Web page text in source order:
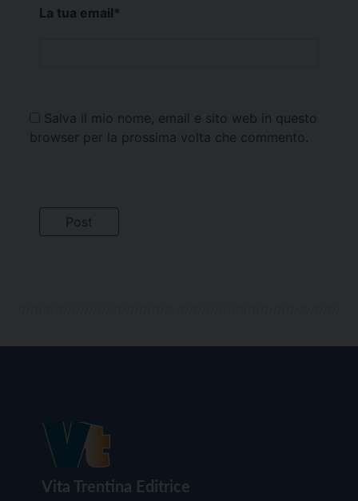
La tua email*
Salva il mio nome, email e sito web in questo
browser per la prossima volta che commento.
Vita Trentina Editrice